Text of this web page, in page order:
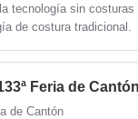
tecnología sin
de costura tradicional.
Feria de Cantón
de Cantón